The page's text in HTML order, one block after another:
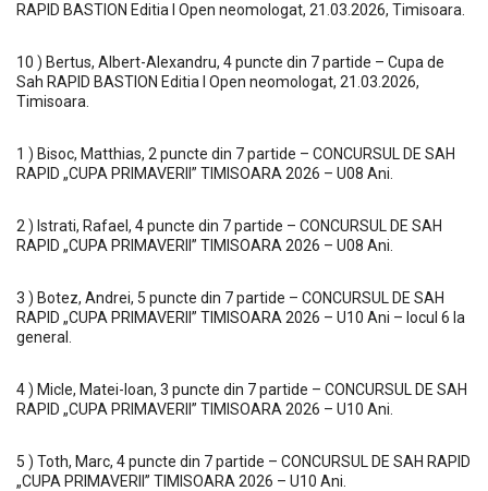
RAPID BASTION Editia I Open neomologat, 21.03.2026, Timisoara.
10 ) Bertus, Albert-Alexandru, 4 puncte din 7 partide – Cupa de
Sah RAPID BASTION Editia I Open neomologat, 21.03.2026,
Timisoara.
1 ) Bisoc, Matthias, 2 puncte din 7 partide – CONCURSUL DE SAH
RAPID „CUPA PRIMAVERII” TIMISOARA 2026 – U08 Ani.
2 ) Istrati, Rafael, 4 puncte din 7 partide – CONCURSUL DE SAH
RAPID „CUPA PRIMAVERII” TIMISOARA 2026 – U08 Ani.
3 ) Botez, Andrei, 5 puncte din 7 partide – CONCURSUL DE SAH
RAPID „CUPA PRIMAVERII” TIMISOARA 2026 – U10 Ani – locul 6 la
general.
4 ) Micle, Matei-Ioan, 3 puncte din 7 partide – CONCURSUL DE SAH
RAPID „CUPA PRIMAVERII” TIMISOARA 2026 – U10 Ani.
5 ) Toth, Marc, 4 puncte din 7 partide – CONCURSUL DE SAH RAPID
„CUPA PRIMAVERII” TIMISOARA 2026 – U10 Ani.